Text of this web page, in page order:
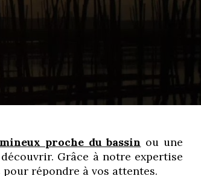
proche du bassin ou une
Grâce à notre expertise
répondre à vos attentes.